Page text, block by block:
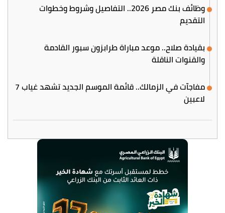
وظائف بنك مصر 2026.. التفاصيل وشروط وخطوات
التقديم
بقيادة صلاح.. موعد مباراة طرابزون سبور القادمة
والقنوات الناقلة
مفاجآت في الزمالك.. قائمة الموسم الجديد تشهد غياب 7
لاعبين